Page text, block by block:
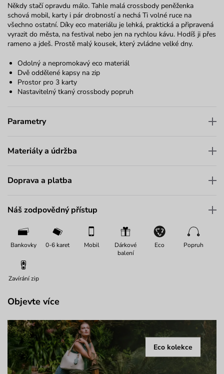
Někdy stačí opravdu málo. Tahle malá crossbody peněženka
schová mobil, karty i pár drobností a nechá Ti volné ruce na
všechno ostatní. Díky eco materiálu je lehká, praktická a připravená
vyrazit do města, na festival nebo jen na rychlou kávu. Hodíš ji přes
rameno a jdeš. Prostě malý kousek, který zvládne velké dny.
Odolný a nepromokavý eco materiál
Dvě oddělené kapsy na zip
Prostor pro 3 karty
Nastavitelný tkaný crossbody popruh
Parametry
Materiály a údržba
Doprava a platba
Náš zodpovědný přístup
Bankovky 0-6 karet Mobil
Dárkové
balení
Eco Popruh
Zavírání zip
Objevte více
Eco kolekce